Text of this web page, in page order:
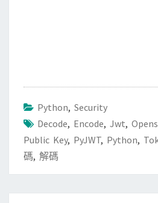
Python, Security
Decode, Encode, Jwt,
Public Key, PyJWT, Python,
碼, 解碼